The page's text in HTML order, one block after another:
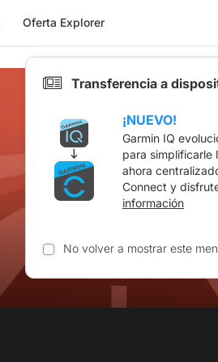
Oferta Explorer
Transferencia a
¡NUEVO!
Garmin IQ
para simplificarle
ahora
Connect y
información
No volver a mostrar este